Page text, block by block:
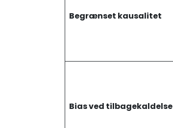
Begrænset kausalitet
Bias ved tilbagekaldelse